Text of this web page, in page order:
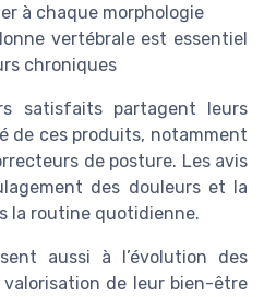
à chaque morphologie
vertébrale est essentiel
chroniques
satisfaits partagent leurs
de ces produits, notamment
de posture. Les avis
des douleurs et la
la routine quotidienne.
aussi à l’évolution des
de leur bien-être